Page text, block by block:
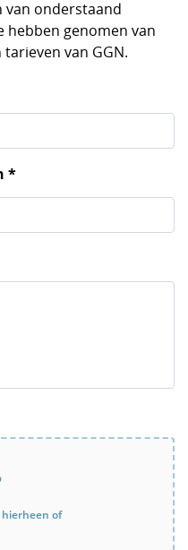
van onderstaand
genomen van
van GGN.
*
hierheen of